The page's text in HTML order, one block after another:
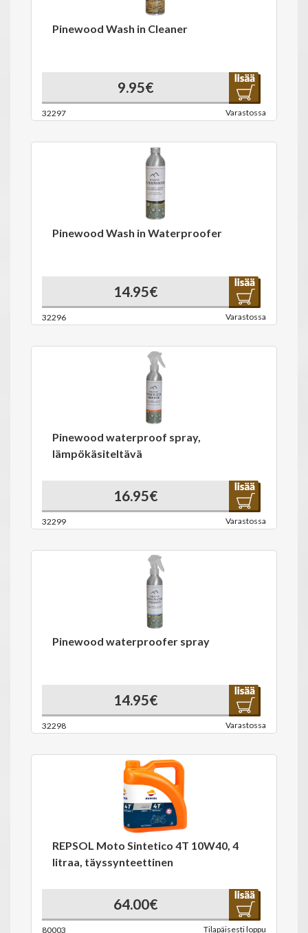
Pinewood Wash in Cleaner
9.95€
32297 Varastossa
Pinewood Wash in Waterproofer
14.95€
32296 Varastossa
Pinewood waterproof spray,
lämpökäsiteltävä
16.95€
32299 Varastossa
Pinewood waterproofer spray
14.95€
32298 Varastossa
REPSOL Moto Sintetico 4T 10W40, 4
litraa, täyssynteettinen
64.00€
80003 Tilapäisesti loppu